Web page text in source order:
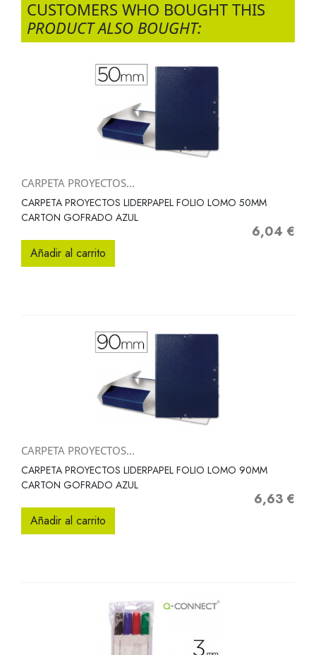
CUSTOMERS WHO BOUGHT THIS
PRODUCT ALSO BOUGHT:
CARPETA PROYECTOS...
CARPETA PROYECTOS LIDERPAPEL FOLIO LOMO 50MM
CARTON GOFRADO AZUL
Precio
6,04 €
Añadir al carrito
CARPETA PROYECTOS...
CARPETA PROYECTOS LIDERPAPEL FOLIO LOMO 90MM
CARTON GOFRADO AZUL
Precio
6,63 €
Añadir al carrito